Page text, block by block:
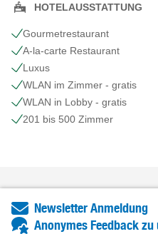
HOTELAUSSTATTUNG
Gourmetrestaurant
A-la-carte Restaurant
Luxus
WLAN im Zimmer - gratis
WLAN in Lobby - gratis
201 bis 500 Zimmer
Newsletter Anmeldung
Anonymes Feedback zu